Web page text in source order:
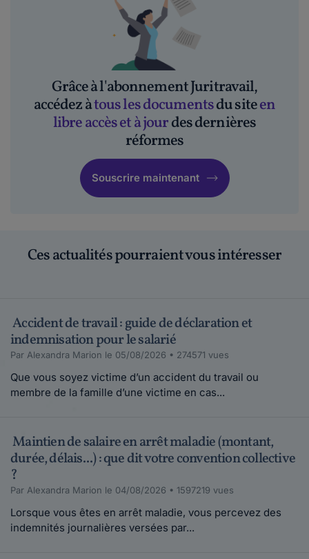
Grâce à l'abonnement Juritravail,
accédez àtous les documentsdu siteen
libre accès et à jourdes dernières
réformes
Souscrire maintenant
Ces actualités pourraient vous intéresser
Accident de travail : guide de déclaration et
indemnisation pour le salarié
Par Alexandra Marion le 05/08/2026 • 274571 vues
Que vous soyez victime d’un accident du travail ou
membre de la famille d’une victime en cas...
Maintien de salaire en arrêt maladie (montant,
durée, délais...) : que dit votre convention collective
?
Par Alexandra Marion le 04/08/2026 • 1597219 vues
Lorsque vous êtes en arrêt maladie, vous percevez des
indemnités journalières versées par...